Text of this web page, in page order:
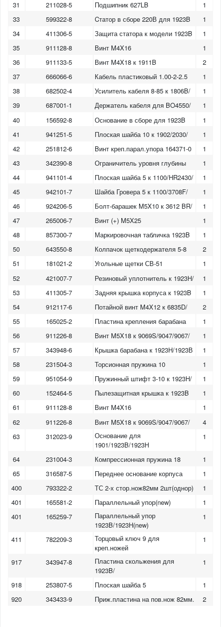
31 211028-5 Подшипник 627LB
1
33
599322-8 Cтатор в сбоpe 220В для 1923B
1
34
411306-5 Защита статора к модели 1923B
1
35
911128-8 Винт M4X16
1
36
911133-5 Винт M4X18 к 1911B
2
37
666066-6 Кабель пластиковый 1.00-2-2.5
1
38
682502-4 Усилитель кабеля 8-85 к 1806B/
1
39
687001-1 Держатель кабеля для BO4550/
1
40
156592-8 Основание в сборе для 1923B
1
41
941251-5 Плоская шайба 10 к 1902/2030/
1
42
251812-6 Bинт креп.парал.упора 164371-0
1
43
342390-8 Ограничитель уровня глубины
1
44
941101-4 Плоская шайба 5 к 1100/HR2430/
1
45
942101-7 Шайба Гровера 5 к 1100/3708F/
1
46
924206-5 Болт-барашек M5X10 к 3612 BR/
1
47
265006-7 Винт (+) M5X25
1
48
857300-7 Маркировочная табличка 1923B
1
50
643550-8 Колпачок щеткодержателя 5-8
2
51
181021-2 Угольные щетки СВ-51
1
52
421007-7 Резиновый уплотнитель к 1923H/
1
53
411305-7 Задняя крышка корпуса к 1923B
1
54
912117-6 Потайной винт M4X12 к 6835D/
2
55
165025-2 Пластина крепления барабана
1
56
911226-8 Винт M5X18 к 9069S/9047/9067/
1
57
343948-6 Крышка барабана к 1923H/1923В
1
58
231504-3 Торсионная пружина 10
1
59
951054-9 Пружинный штифт 3-10 к 1923H/
1
60
152464-5 Пылезащитная крышка к 1923B
1
61
911128-8 Винт M4X16
1
62
911226-8 Винт M5X18 к 9069S/9047/9067/
4
63
312023-9
Основание для
1901/1923B/1923H
1
64 231004-3 Компрессионная пружина 18
1
65
316587-5 Переднее основание корпуса
1
400
793322-2 ТС 2-х стор.нож82мм 2шт(однор)
1
401
165581-2 Параллельный упор(new)
1
401
165259-7
Параллельный упор
1923B/1923H(new)
1
411 782209-3
Торцовый ключ 9 для
креп.ножей
1
917 343947-8
Пластина скольжения для
1923B/
1
918 253807-5 Плоская шайба 5
1
920
343433-9 Приж.пластина на пов.нож 82мм. 2